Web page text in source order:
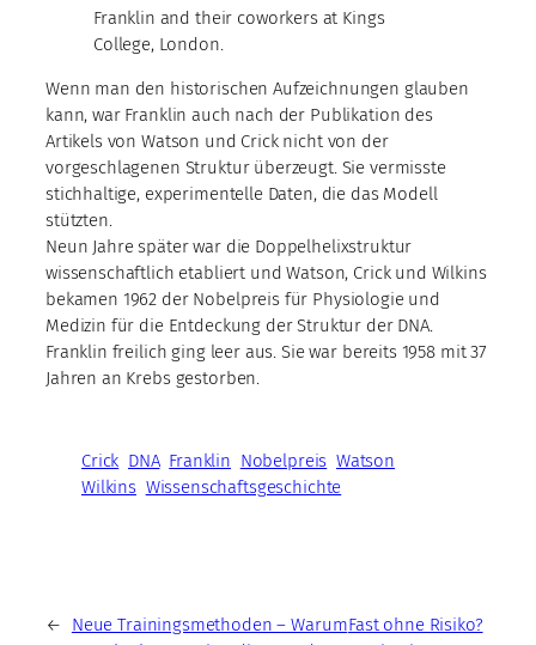
Franklin and their coworkers at Kings
College, London.
Wenn man den historischen Aufzeichnungen glauben
kann, war Franklin auch nach der Publikation des
Artikels von Watson und Crick nicht von der
vorgeschlagenen Struktur überzeugt. Sie vermisste
stichhaltige, experimentelle Daten, die das Modell
stützten.
Neun Jahre später war die Doppelhelixstruktur
wissenschaftlich etabliert und Watson, Crick und Wilkins
bekamen 1962 der Nobelpreis für Physiologie und
Medizin für die Entdeckung der Struktur der DNA.
Franklin freilich ging leer aus. Sie war bereits 1958 mit 37
Jahren an Krebs gestorben.
Crick DNA Franklin Nobelpreis Watson
Wilkins Wissenschaftsgeschichte
←
Neue Trainingsmethoden – WarumFast ohne Risiko?